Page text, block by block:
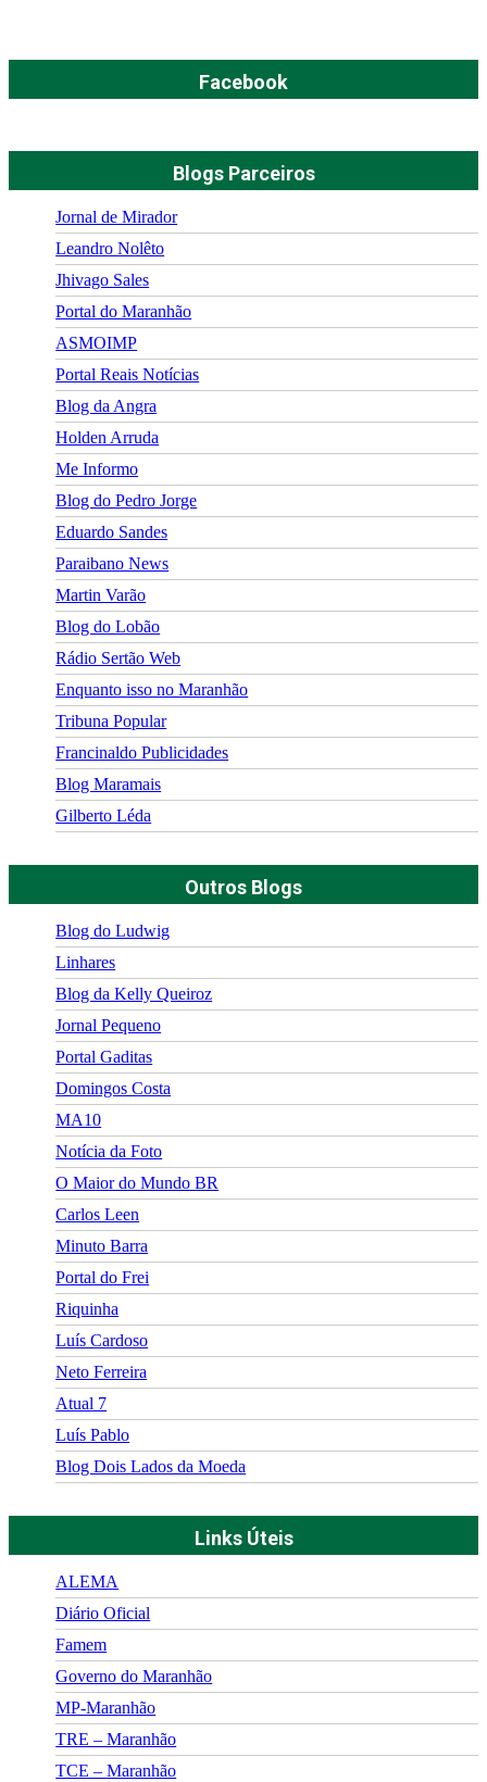
Facebook
Blogs Parceiros
Jornal de Mirador
Leandro Nolêto
Jhivago Sales
Portal do Maranhão
ASMOIMP
Portal Reais Notí­cias
Blog da Angra
Holden Arruda
Me Informo
Blog do Pedro Jorge
Eduardo Sandes
Paraibano News
Martin Varão
Blog do Lobão
Rádio Sertão Web
Enquanto isso no Maranhão
Tribuna Popular
Francinaldo Publicidades
Blog Maramais
Gilberto Léda
Outros Blogs
Blog do Ludwig
Linhares
Blog da Kelly Queiroz
Jornal Pequeno
Portal Gaditas
Domingos Costa
MA10
Notícia da Foto
O Maior do Mundo BR
Carlos Leen
Minuto Barra
Portal do Frei
Riquinha
Luís Cardoso
Neto Ferreira
Atual 7
Luís Pablo
Blog Dois Lados da Moeda
Links Úteis
ALEMA
Diário Oficial
Famem
Governo do Maranhão
MP-Maranhão
TRE – Maranhão
TCE – Maranhão